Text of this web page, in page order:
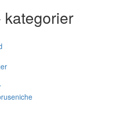
kategorier